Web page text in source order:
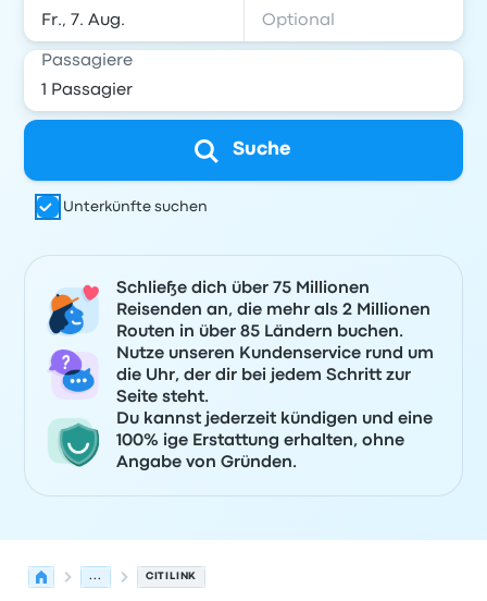
Passagiere
Suche
Unterkünfte suchen
Schließe dich über 75 Millionen
Reisenden an, die mehr als 2 Millionen
Routen in über 85 Ländern buchen.
Nutze unseren Kundenservice rund um
die Uhr, der dir bei jedem Schritt zur
Seite steht.
Du kannst jederzeit kündigen und eine
100% ige Erstattung erhalten, ohne
Angabe von Gründen.
... CITILINK